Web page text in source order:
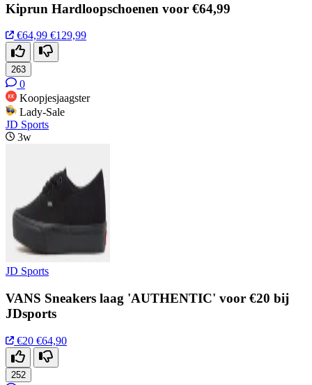
Kiprun Hardloopschoenen voor €64,99
€64,99 €129,99
263
0
Koopjesjaagster
Lady-Sale
JD Sports
3w
JD Sports
VANS Sneakers laag 'AUTHENTIC' voor €20 bij
JDsports
€20 €64,90
252